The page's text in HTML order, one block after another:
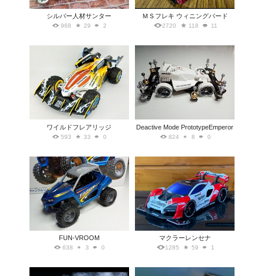
シルバー人材サンター
968 29 2
ＭＳフレキ ウィニングバード
2720 118 11
ワイルドフレアリッジ
593 33 0
Deactive Mode PrototypeEmperor
824 8 0
FUN-VROOM
638 3 0
マクラーレンセナ
1285 59 1